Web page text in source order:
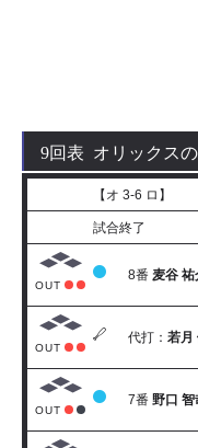
9回表 オリックス
【オ 3-6 ロ】
試合終了
OUT
8番 麦谷 祐
OUT
代打： 若月
OUT
7番 野口 智